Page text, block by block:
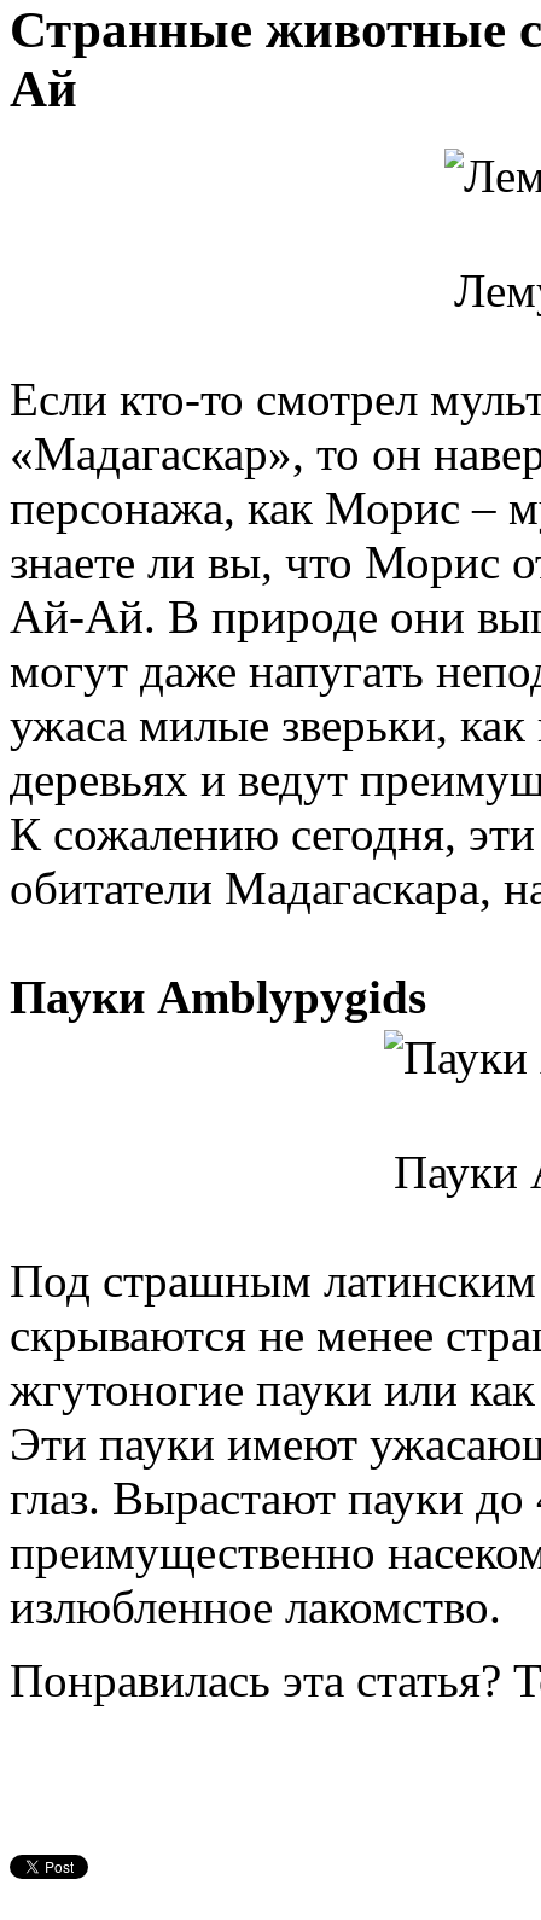
Странные животные
Ай
Если кто-то смотрел
«Мадагаскар», то он
персонажа, как Морис –
знаете ли вы, что Морис
Ай-Ай. В природе они
могут даже напугать
ужаса милые зверьки,
деревьях и ведут
К сожалению сегодня,
обитатели Мадагаскара,
Пауки Amblypygids
Пауки
Под страшным
скрываются не менее
жгутоногие пауки или
Эти пауки имеют
глаз. Вырастают пауки
преимущественно
излюбленное лакомство.
Понравилась эта статья?